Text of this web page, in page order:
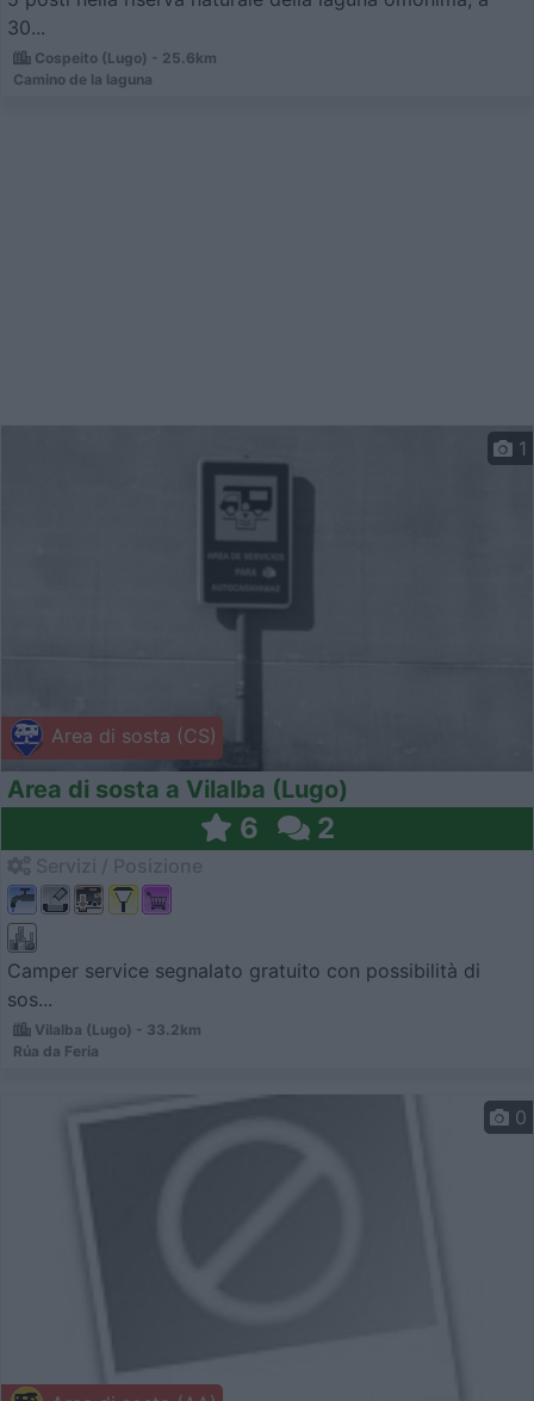
30...
Cospeito (Lugo) - 25.6km
Camino de la laguna
Area di sosta (CS)
1
Area di sosta a Vilalba (Lugo)
6 2
Camper service segnalato gratuito con possibilità di
sos...
Vilalba (Lugo) - 33.2km
Rúa da Feria
0